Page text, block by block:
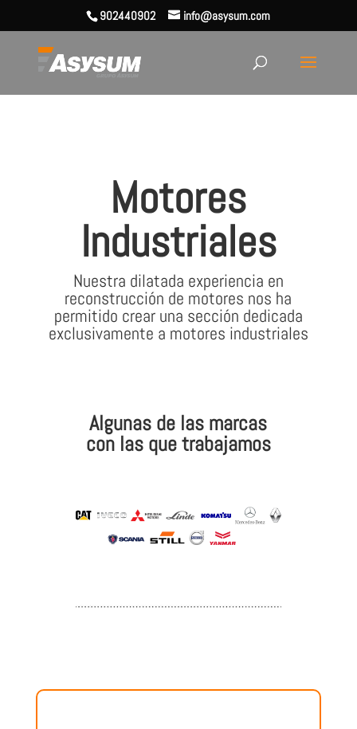
902440902 info@asysum.com
Motores
Industriales
Nuestra dilatada experiencia en
reconstrucción de motores nos ha
permitido crear una sección dedicada
exclusivamente a motores industriales
Algunas de las marcas
con las que trabajamos